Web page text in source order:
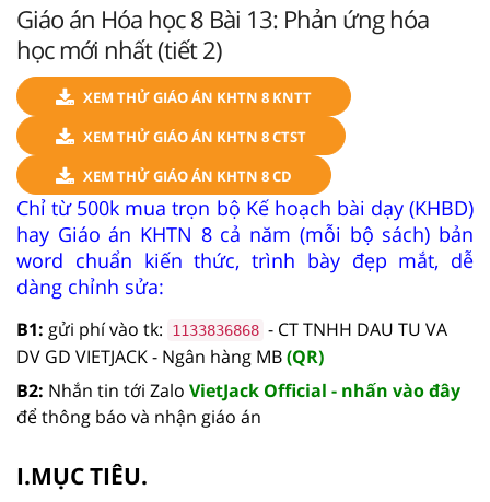
Giáo án Hóa học 8 Bài 13: Phản ứng hóa
học mới nhất (tiết 2)
XEM THỬ GIÁO ÁN KHTN 8 KNTT
XEM THỬ GIÁO ÁN KHTN 8 CTST
XEM THỬ GIÁO ÁN KHTN 8 CD
Chỉ từ 500k mua trọn bộ Kế hoạch bài dạy (KHBD)
hay Giáo án KHTN 8 cả năm (mỗi bộ sách) bản
word chuẩn kiến thức, trình bày đẹp mắt, dễ
dàng chỉnh sửa:
B1: gửi phí vào tk: 1133836868 - CT TNHH DAU TU VA
DV GD VIETJACK - Ngân hàng MB(QR)
B2: Nhắn tin tới Zalo VietJack Official - nhấn vào đây
để thông báo và nhận giáo án
I.MỤC TIÊU.